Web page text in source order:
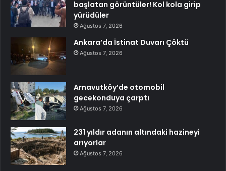
başlatan görüntüler! Kol kola girip
yürüdüler
Ağustos 7, 2026
Ankara’da İstinat Duvarı Çöktü
Ağustos 7, 2026
Arnavutköy’de otomobil
gecekonduya çarptı
Ağustos 7, 2026
231 yıldır adanın altındaki hazineyi
arıyorlar
Ağustos 7, 2026